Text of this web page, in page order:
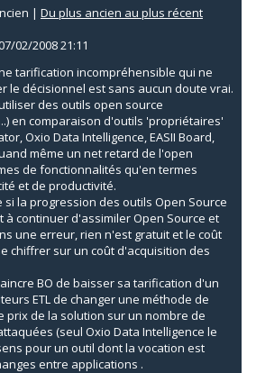
| Du plus ancien au plus récent
02/2008 21:11
tarification incompréhensible qui ne
le décisionnel est sans aucun doute vrai.
des outils open source
en comparaison d'outils 'propriétaires'
Oxio Data Intelligence, EASII Board,
même un net retard de l'open
de fonctionnalités qu'en termes
et de productivité.
si la progression des outils Open Source
à continuer d'assimiler Open Source et
une erreur, rien n'est gratuit et le coût
chiffrer sur un coût d'acquisition des
BO de baisser sa tarification d'un
ETL de changer une méthode de
prix de la solution sur un nombre de
(seul Oxio Data Intelligence le
pour un outil dont la vocation est
entre applications .